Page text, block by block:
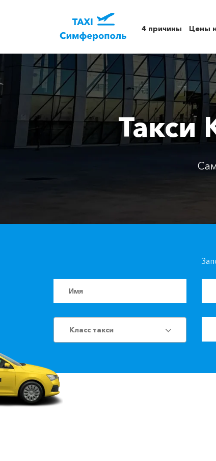
4 причины Цены
Такси
Класс такси